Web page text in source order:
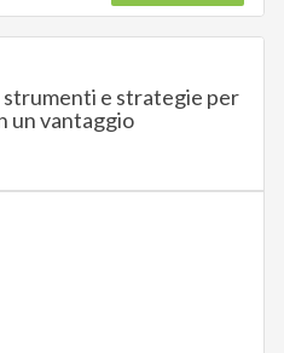
strumenti e strategie per
un vantaggio